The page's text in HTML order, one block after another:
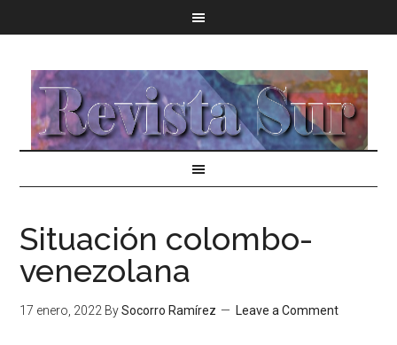
Situación colombo-
venezolana
17 enero, 2022 BySocorro Ramírez Leave a Comment